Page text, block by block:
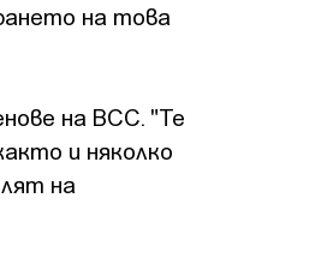
на това
на ВСС. "Те
и няколко
на